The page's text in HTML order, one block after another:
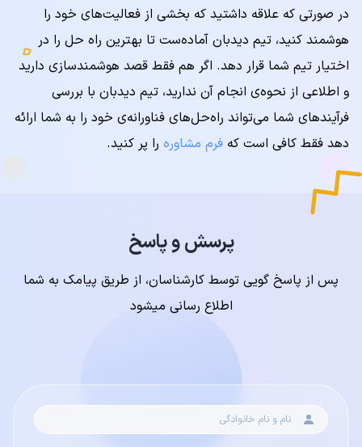
در صورتی که علاقه داشتید که بخشی از فعالیت‌های خود را
هوشمند کنید، تیم دیدبان آماده‌ست تا بهترین راه حل را در
اختیار تیم شما قرار دهد. اگر هم فقط قصد هوشمندسازی دارید
و اطلاعی از نحوه‌ی انجام آن ندارید، تیم دیدبان با بررسی
فرآیندهای شما می‌‌تواند راه‌حل‌های فناورانه‌ی خود را به شما ارائه
دهد فقط کافی است که فرم مشاوره را پر کنید.
پرسش و پاسخ
پس از پاسخ گویی توسط کارشناسان، از طریق پیامک به شما
اطلاع رسانی میشود